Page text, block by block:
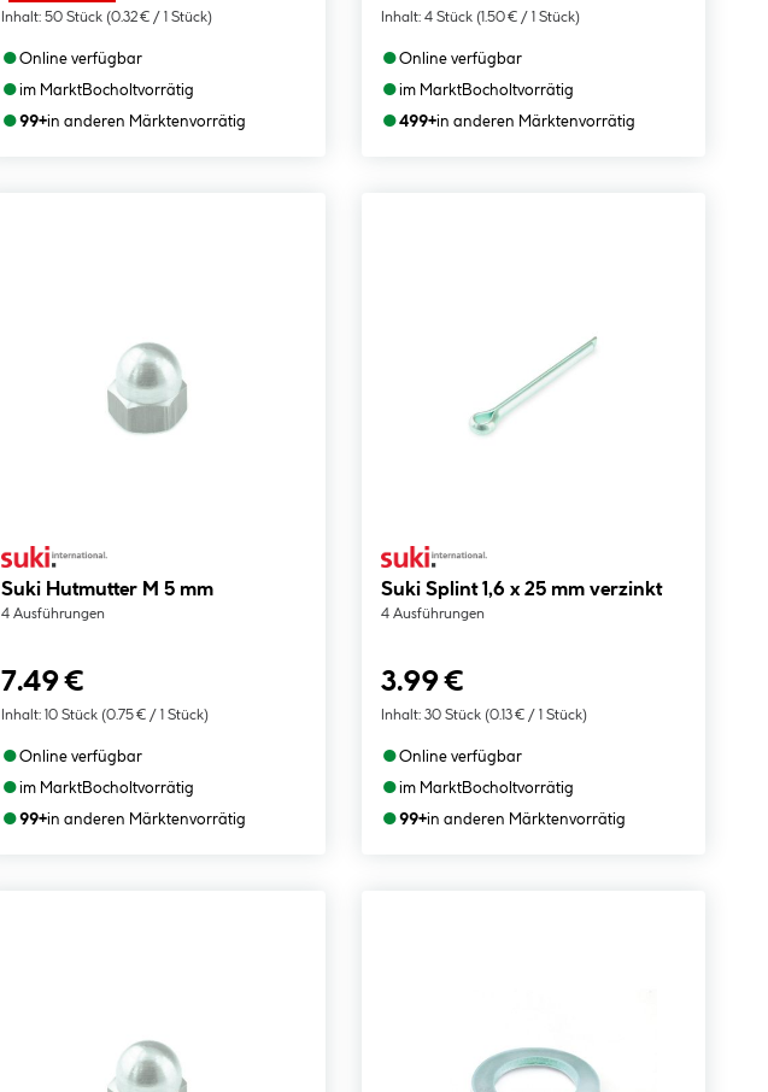
Inhalt: 50 Stück (0.32 € / 1 Stück)
●Online verfügbar
●im MarktBocholtvorrätig
●99+in anderen Märktenvorrätig
Inhalt: 4 Stück (1.50 € / 1 Stück)
●Online verfügbar
●im MarktBocholtvorrätig
●499+in anderen Märktenvorrätig
Suki Hutmutter M 5 mm
4 Ausführungen
7.49 €
Inhalt: 10 Stück (0.75 € / 1 Stück)
●Online verfügbar
●im MarktBocholtvorrätig
●99+in anderen Märktenvorrätig
Suki Splint 1,6 x 25 mm verzinkt
4 Ausführungen
3.99 €
Inhalt: 30 Stück (0.13 € / 1 Stück)
●Online verfügbar
●im MarktBocholtvorrätig
●99+in anderen Märktenvorrätig